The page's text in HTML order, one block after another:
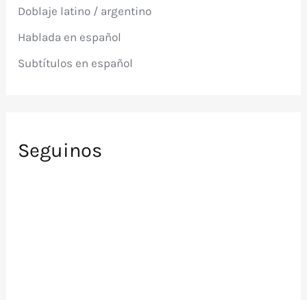
o
:
Doblaje latino / argentino
Hablada en español
Subtítulos en español
Seguinos